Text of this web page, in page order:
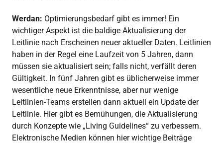
Werdan: Optimierungsbedarf gibt es immer! Ein
wichtiger Aspekt ist die baldige Aktualisierung der
Leitlinie nach Erscheinen neuer aktueller Daten. Leitlinien
haben in der Regel eine Laufzeit von 5 Jahren, dann
müssen sie aktualisiert sein; falls nicht, verfällt deren
Gültigkeit. In fünf Jahren gibt es üblicherweise immer
wesentliche neue Erkenntnisse, aber nur wenige
Leitlinien-Teams erstellen dann aktuell ein Update der
Leitlinie. Hier gibt es Bemühungen, die Aktualisierung
durch Konzepte wie „Living Guidelines“ zu verbessern.
Elektronische Medien können hier wichtige Beiträge